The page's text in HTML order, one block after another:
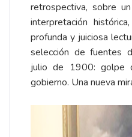
retrospectiva, sobre
interpretación
profunda y juiciosa
selección de fuentes
julio de 1900: golpe
gobierno. Una nueva